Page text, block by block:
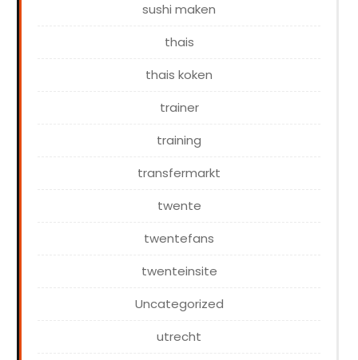
sushi maken
thais
thais koken
trainer
training
transfermarkt
twente
twentefans
twenteinsite
Uncategorized
utrecht